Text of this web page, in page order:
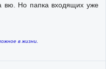
вю. Но папка входящих уже
в жизни.